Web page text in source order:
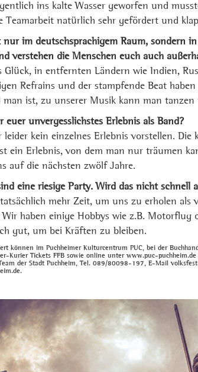
ins kalte Wasser geworfen und
Teamarbeit natürlich sehr gefördert und
im deutschsprachigem Raum, sondern
verstehen die Menschen euch auch
Glück, in entfernten Ländern wie Indien,
Refrains und der stampfende Beat
man ist, zu unserer Musik kann man tanzen
euer unvergesslichstes Erlebnis als Band?
leider kein einzelnes Erlebnis vorstellen. Die
ein Erlebnis, von dem man nur träumen
auf die nächsten zwölf Jahre.
eine riesige Party. Wird das nicht
mehr Zeit, um uns zu erholen als
Wir haben einige Hobbys wie z.B. Motorflug
gut, um bei Kräften zu bleiben.
können im Puchheimer Kulturcentrum PUC, bei der
Kurier Tickets FFB sowie online unter www.puc-
der Stadt Puchheim, Tel. 089/80098-197, E-Mail